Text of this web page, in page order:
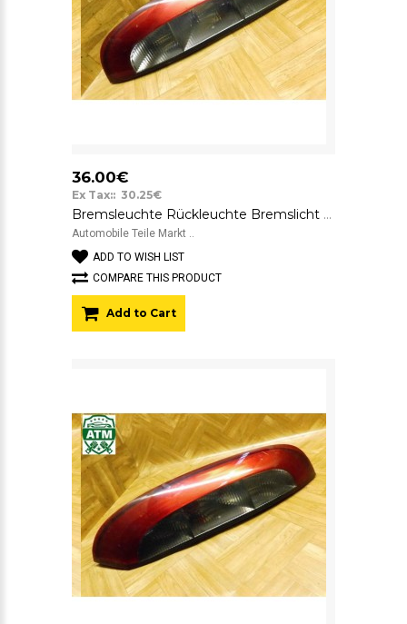
36.00€
Ex Tax:: 30.25€
Bremsleuchte Rückleuchte Bremslicht Rücklicht Opel Corsa C 3 türig links
Automobile Teile Markt ..
ADD TO WISH LIST
COMPARE THIS PRODUCT
Add to Cart